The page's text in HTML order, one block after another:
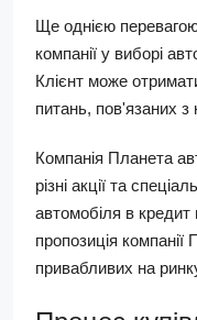
Ще однією
компанії у виборі
Клієнт може
питань, пов'язаних з
Компанія Планета
різні акції та
автомобіля в
пропозиція
привабливих на